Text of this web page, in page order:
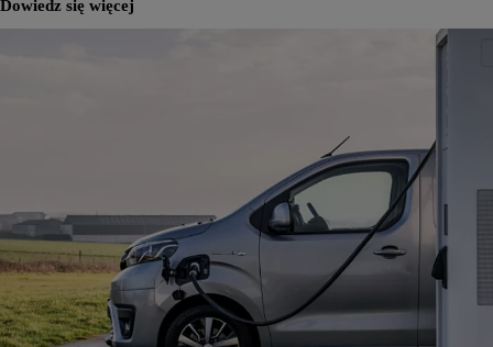
Dowiedz się więcej